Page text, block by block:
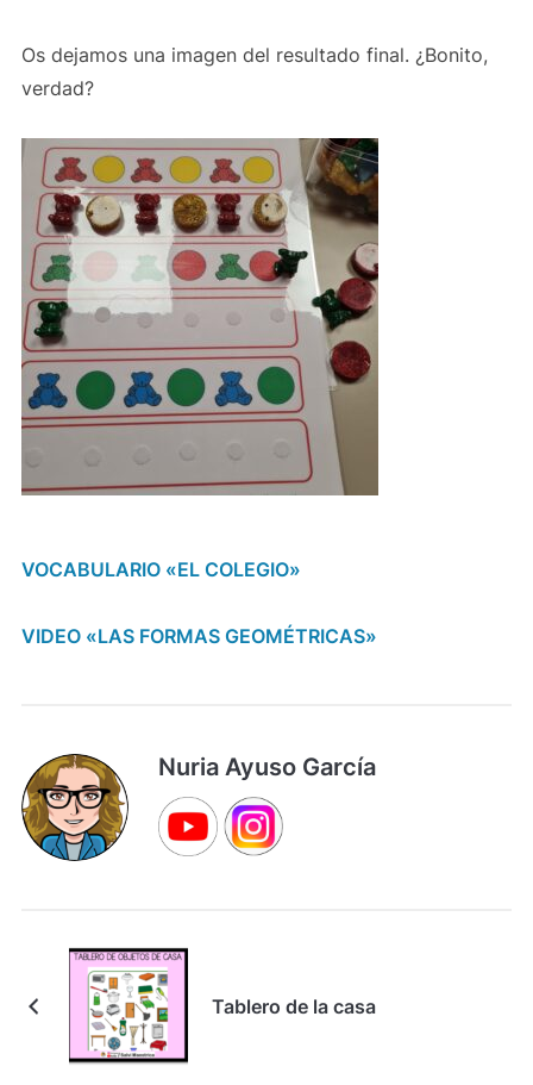
Os dejamos una imagen del resultado final. ¿Bonito,
verdad?
VOCABULARIO «EL COLEGIO»
VIDEO «LAS FORMAS GEOMÉTRICAS»
Nuria Ayuso García
Tablero de la casa